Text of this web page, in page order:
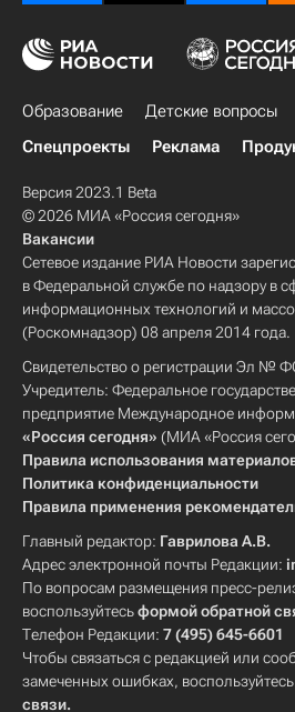
Образование Детские вопросы
Спецпроекты
Реклама
Версия 2023.1 Beta
© 2026 МИА «Россия сегодня»
Вакансии
Сетевое издание РИА Новости
в Федеральной службе по надзору в
информационных технологий и
(Роскомнадзор) 08 апреля 2014 года.
Свидетельство о регистрации Эл №
Учредитель: Федеральное
предприятие Международное
«Россия сегодня» (МИА «Россия
Правила использования
Политика конфиденциальности
Правила применения
Главный редактор: Гаврилова А.В.
Адрес электронной почты Редакции:
По вопросам размещения пресс-
воспользуйтесьформой обратной
Телефон Редакции: 7 (495) 645-6601
Чтобы связаться с редакцией или
замеченных ошибках, воспользуйтесь
связи.